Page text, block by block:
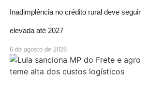
Inadimplência no crédito rural deve seguir
elevada até 2027
6 de agosto de 2026